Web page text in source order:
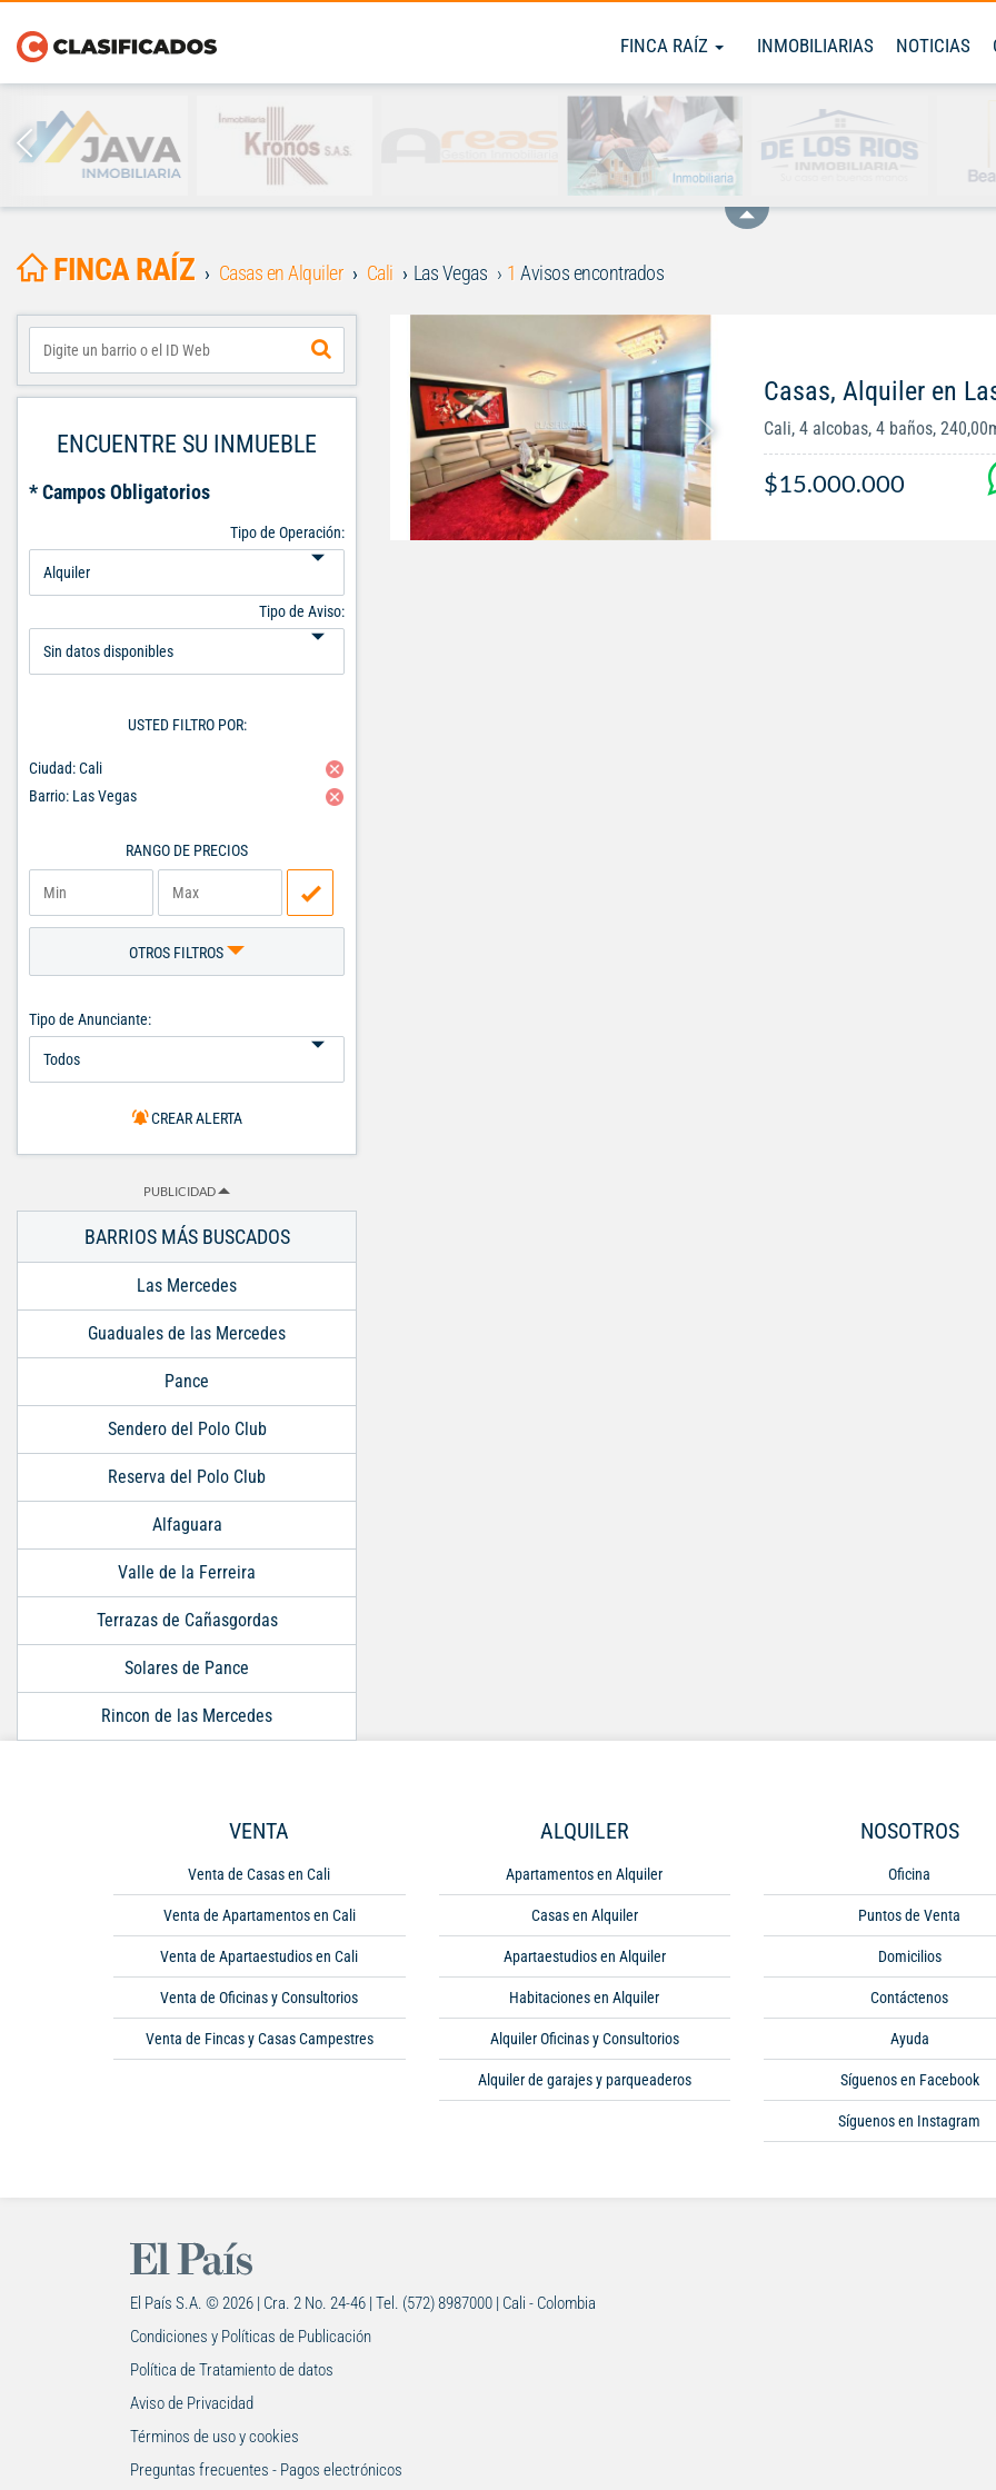
FINCA RAÍZ INMOBILIARIAS NOTICIAS
FINCA RAÍZ Casas en Alquiler Cali Las Vegas 1 Avisos encontrados
Casas, Alquiler en
Cali, 4 alcobas, 4 baños,
$15.000.000
ENCUENTRE SU INMUEBLE
* Campos Obligatorios
Tipo de Operación:
Tipo de Aviso:
USTED FILTRO POR:
Ciudad: Cali
Barrio: Las Vegas
RANGO DE PRECIOS
OTROS FILTROS
Tipo de Anunciante:
CREAR ALERTA
PUBLICIDAD
BARRIOS MÁS BUSCADOS
Las Mercedes
Guaduales de las Mercedes
Pance
Sendero del Polo Club
Reserva del Polo Club
Alfaguara
Valle de la Ferreira
Terrazas de Cañasgordas
Solares de Pance
Rincon de las Mercedes
VENTA
Venta de Casas en Cali
Venta de Apartamentos en Cali
Venta de Apartaestudios en Cali
Venta de Oficinas y Consultorios
Venta de Fincas y Casas Campestres
ALQUILER
Apartamentos en Alquiler
Casas en Alquiler
Apartaestudios en Alquiler
Habitaciones en Alquiler
Alquiler Oficinas y Consultorios
Alquiler de garajes y parqueaderos
NOSOTROS
Oficina
Puntos de Venta
Domicilios
Contáctenos
Ayuda
Síguenos en Facebook
Síguenos en Instagram
El País S.A. © 2026 | Cra. 2 No. 24-46 | Tel. (572) 8987000 | Cali - Colombia
Condiciones y Políticas de Publicación
Política de Tratamiento de datos
Aviso de Privacidad
Términos de uso y cookies
Preguntas frecuentes - Pagos electrónicos